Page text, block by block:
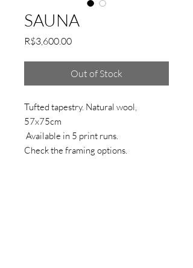
SAUNA
R$3,600.00Price
Out of Stock
Tufted tapestry. Natural wool,
57x75cm
Available in 5 print runs.
Check the framing options.